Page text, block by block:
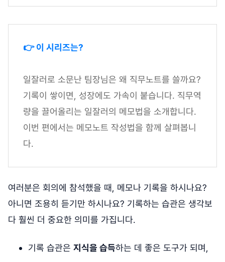
👉 이 시리즈는?
일잘러로 소문난 팀장님은 왜 직무노트를 쓸까요?
기록이 쌓이면, 성장에도 가속이 붙습니다. 직무역
량을 끌어올리는 일잘러의 메모법을 소개합니다.
이번 편에서는 메모노트 작성법을 함께 살펴봅니
다.
여러분은 회의에 참석했을 때, 메모나 기록을 하시나요?
아니면 조용히 듣기만 하시나요? 기록하는 습관은 생각보
다 훨씬 더 중요한 의미를 가집니다.
기록 습관은 지식을 습득하는 데 좋은 도구가 되며,